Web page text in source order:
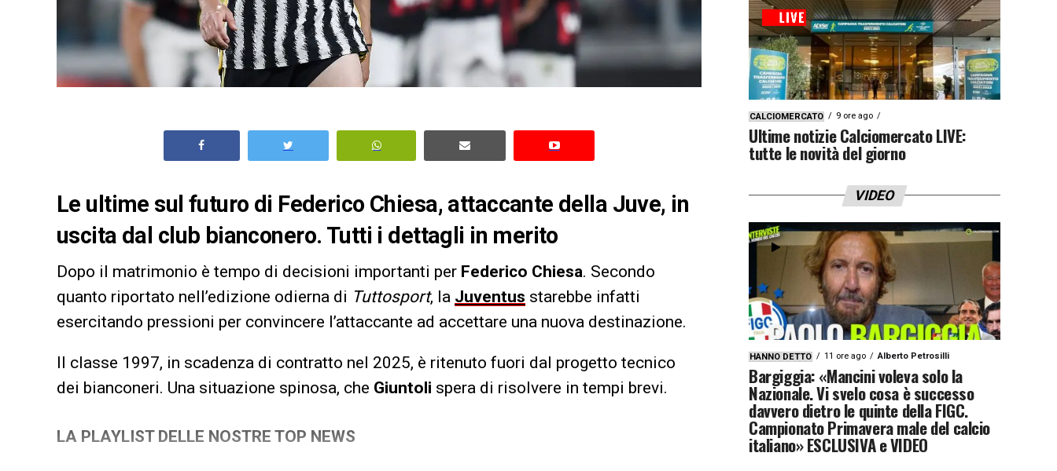
Le ultime sul futuro di Federico Chiesa, attaccante della Juve, in
uscita dal club bianconero. Tutti i dettagli in merito
Dopo il matrimonio è tempo di decisioni importanti per Federico Chiesa. Secondo
quanto riportato nell’edizione odierna di Tuttosport, la Juventus starebbe infatti
esercitando pressioni per convincere l’attaccante ad accettare una nuova destinazione.
Il classe 1997, in scadenza di contratto nel 2025, è ritenuto fuori dal progetto tecnico
dei bianconeri. Una situazione spinosa, che Giuntoli spera di risolvere in tempi brevi.
LA PLAYLIST DELLE NOSTRE TOP NEWS
CALCIOMERCATO 9 ore ago
Ultime notizie Calciomercato LIVE:
tutte le novità del giorno
VIDEO
HANNO DETTO 11 ore ago Alberto Petrosilli
Bargiggia: «Mancini voleva solo la
Nazionale. Vi svelo cosa è successo
davvero dietro le quinte della FIGC.
Campionato Primavera male del calcio
italiano» ESCLUSIVA e VIDEO